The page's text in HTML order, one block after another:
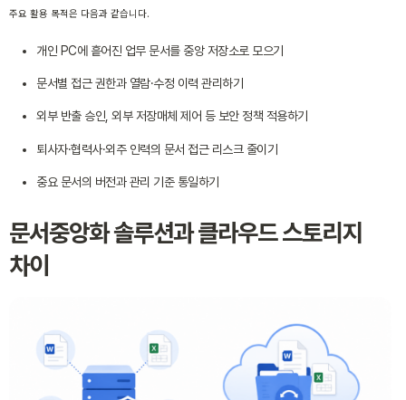
주요 활용 목적은 다음과 같습니다.
개인 PC에 흩어진 업무 문서를 중앙 저장소로 모으기
문서별 접근 권한과 열람·수정 이력 관리하기
외부 반출 승인, 외부 저장매체 제어 등 보안 정책 적용하기
퇴사자·협력사·외주 인력의 문서 접근 리스크 줄이기
중요 문서의 버전과 관리 기준 통일하기
문서중앙화 솔루션과 클라우드 스토리지
차이